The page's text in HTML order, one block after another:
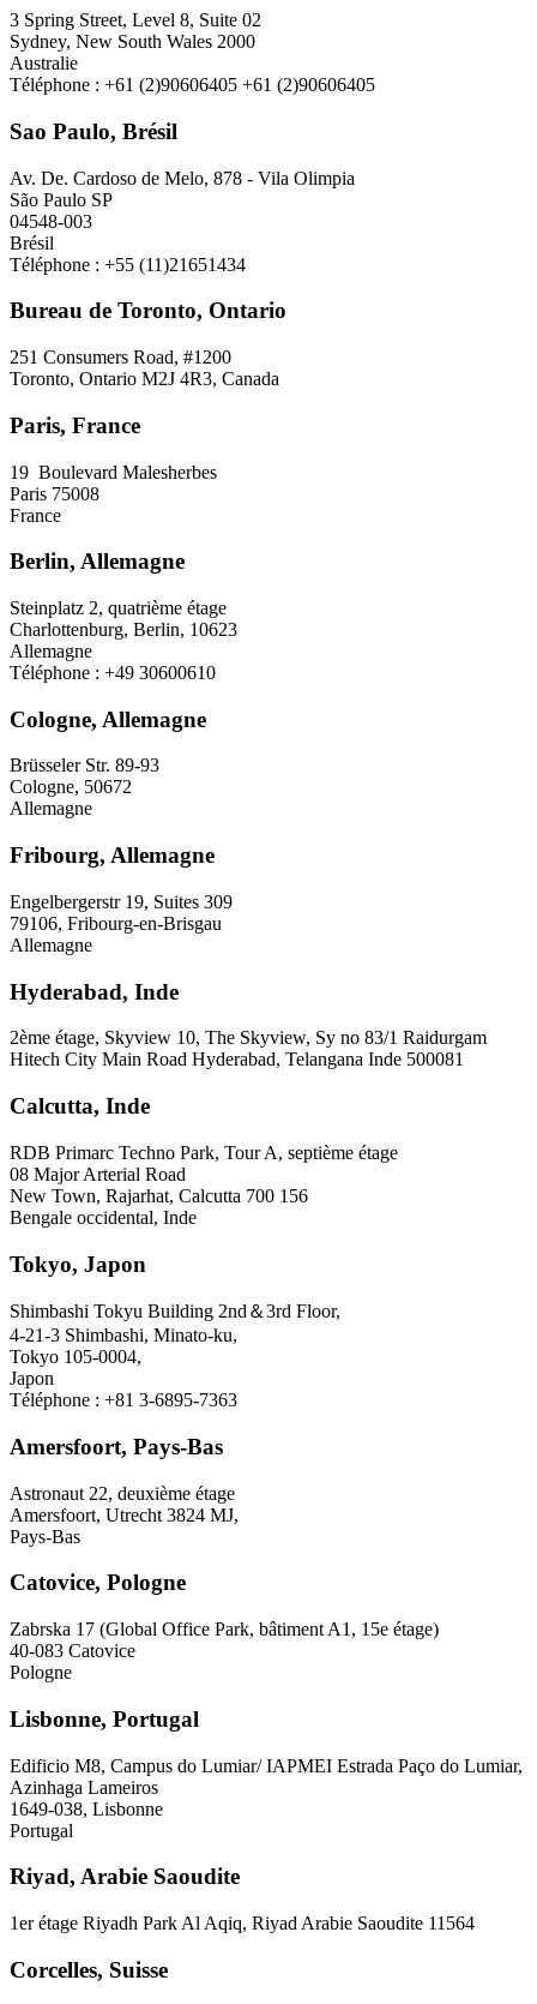
3 Spring Street, Level 8, Suite 02
Sydney, New South Wales 2000
Australie
Téléphone : +61 (2)90606405 +61 (2)90606405
Sao Paulo, Brésil
Av. De. Cardoso de Melo, 878 - Vila Olimpia
São Paulo SP
04548-003
Brésil
Téléphone : +55 (11)21651434
Bureau de Toronto, Ontario
251 Consumers Road, #1200
Toronto, Ontario M2J 4R3, Canada
Paris, France
19 Boulevard Malesherbes
Paris 75008
France
Berlin, Allemagne
Steinplatz 2, quatrième étage
Charlottenburg, Berlin, 10623
Allemagne
Téléphone : +49 30600610
Cologne, Allemagne
Brüsseler Str. 89-93
Cologne, 50672
Allemagne
Fribourg, Allemagne
Engelbergerstr 19, Suites 309
79106, Fribourg-en-Brisgau
Allemagne
Hyderabad, Inde
2ème étage, Skyview 10, The Skyview, Sy no 83/1 Raidurgam
Hitech City Main Road Hyderabad, Telangana Inde 500081
Calcutta, Inde
RDB Primarc Techno Park, Tour A, septième étage
08 Major Arterial Road
New Town, Rajarhat, Calcutta 700 156
Bengale occidental, Inde
Tokyo, Japon
Shimbashi Tokyu Building 2nd＆3rd Floor,
4-21-3 Shimbashi, Minato-ku,
Tokyo 105-0004,
Japon
Téléphone : +81 3-6895-7363
Amersfoort, Pays-Bas
Astronaut 22, deuxième étage
Amersfoort, Utrecht 3824 MJ,
Pays-Bas
Catovice, Pologne
Zabrska 17 (Global Office Park, bâtiment A1, 15e étage)
40-083 Catovice
Pologne
Lisbonne, Portugal
Edificio M8, Campus do Lumiar/ IAPMEI Estrada Paço do Lumiar,
Azinhaga Lameiros
1649-038, Lisbonne
Portugal
Riyad, Arabie Saoudite
1er étage Riyadh Park Al Aqiq, Riyad Arabie Saoudite 11564
Corcelles, Suisse